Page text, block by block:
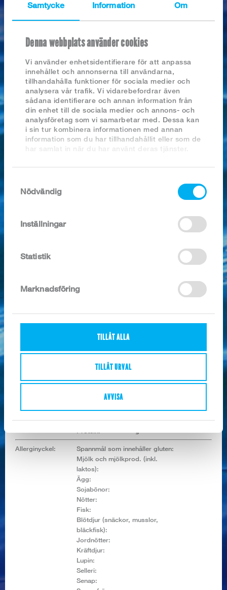
Samtycke Information Om
Denna webbplats använder cookies
Vi använder enhetsidentifierare för att anpassa
innehållet och annonserna till användarna,
tillhandahålla funktioner för sociala medier och
analysera vår trafik. Vi vidarebefordrar även
sådana identifierare och annan information från
din enhet till de sociala medier och annons- och
analysföretag som vi samarbetar med. Dessa kan
i sin tur kombinera informationen med annan
information som du har tillhandahållit eller som de
har samlat in när du har använt deras tjänster.
Nödvändig
Inställningar
Statistik
Marknadsföring
TILLÅT ALLA
TILLÅT URVAL
AVVISA
Helkonserv
Lakeprodukter kylvara
Rökt och grav prod kylvara
Vegansk
Övr kylvaror (sill, sallad etc)
MILJÖMÄRKTA PRODUKTER
SÖK PRODUKTER
2024
2023
2020
Kategori:
100g:
Kolhydrat:
g
Varav sockerarter: g
Protein:
g
Allerginyckel:
Spannmål som innehåller gluten:
Mjölk och mjölkprod. (inkl.
laktos):
Ägg:
Sojabönor:
Nötter:
Fisk:
Blötdjur (snäckor, musslor,
bläckfisk):
Jordnötter:
Kräftdjur:
Lupin:
Selleri:
Senap: